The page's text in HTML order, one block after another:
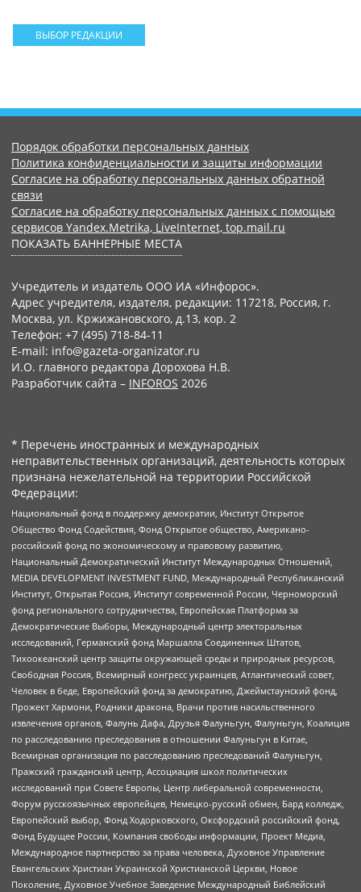
ВЫБОР РЕДАКЦИИ
Порядок обработки персональных данных
Политика конфиденциальности и защиты информации
Согласие на обработку персональных данных обратной
связи
Согласие на обработку персональных данных с помощью
сервисов Yandex.Metrika, LiveInternet, top.mail.ru
ПОКАЗАТЬ БАННЕРНЫЕ МЕСТА
Учредитель и издатель ООО ИА «Инфорос».
Адрес учредителя, издателя, редакции: 117218, Россия, г.
Москва, ул. Кржижановского, д.13, кор. 2
Телефон: +7 (495) 718-84-11
E-mail: info@gazeta-organizator.ru
И.О. главного редактора Дорохова Н.В.
Разработчик сайта – INFOROS 2026
* Перечень иностранных и международных
неправительственных организаций, деятельность которых
признана нежелательной на территории Российской
Федерации:
Национальный фонд в поддержку демократии, Институт Открытое
Общество Фонд Содействия, Фонд Открытое общество, Американо-
российский фонд по экономическому и правовому развитию,
Национальный Демократический Институт Международных Отношений,
MEDIA DEVELOPMENT INVESTMENT FUND, Международный Республиканский
Институт, Открытая Россия, Институт современной России, Черноморский
фонд регионального сотрудничества, Европейская Платформа за
Демократические Выборы, Международный центр электоральных
исследований, Германский фонд Маршалла Соединенных Штатов,
Тихоокеанский центр защиты окружающей среды и природных ресурсов,
Свободная Россия, Всемирный конгресс украинцев, Атлантический совет,
Человек в беде, Европейский фонд за демократию, Джеймстаунский фонд,
Прожект Хармони, Родники дракона, Врачи против насильственного
извлечения органов, Фалунь Дафа, Друзья Фалуньгун, Фалуньгун, Коалиция
по расследованию преследования в отношении Фалуньгун в Китае,
Всемирная организация по расследованию преследований Фалуньгун,
Пражский гражданский центр, Ассоциация школ политических
исследований при Совете Европы, Центр либеральной современности,
Форум русскоязычных европейцев, Немецко-русский обмен, Бард колледж,
Европейский выбор, Фонд Ходорковского, Оксфордский российский фонд,
Фонд Будущее России, Компания свободы информации, Проект Медиа,
Международное партнерство за права человека, Духовное Управление
Евангельских Христиан Украинской Христианской Церкви, Новое
Поколение, Духовное Учебное Заведение Международный Библейский